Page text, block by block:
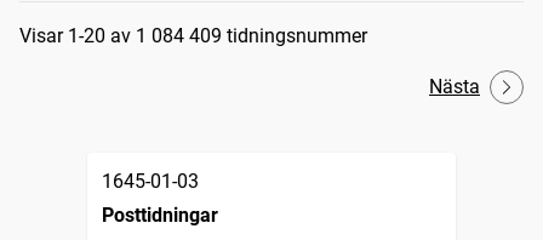
Sökresultat
Visar 1-20 av 1 084 409 tidningsnummer
Nästa
1645-01-03
Posttidningar